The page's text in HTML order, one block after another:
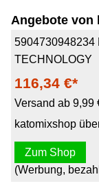
Angebote von
5904730948234
TECHNOLOGY
116,34 €*
Versand ab 9,99
katomixshop
Zum Shop
(Werbung,